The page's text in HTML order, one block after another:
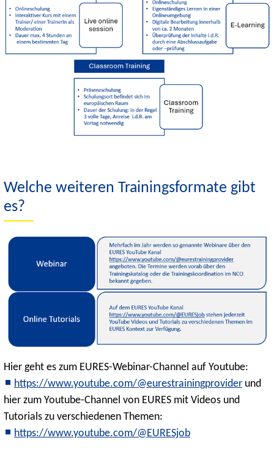
Welche weiteren Trainingsformate gibt
es?
Hier geht es zum EURES-Webinar-Channel auf Youtube:
https://www.youtube.com/@eurestrainingprovider und
hier zum Youtube-Channel von EURES mit Videos und
Tutorials zu verschiedenen Themen:
https://www.youtube.com/@EURESjob